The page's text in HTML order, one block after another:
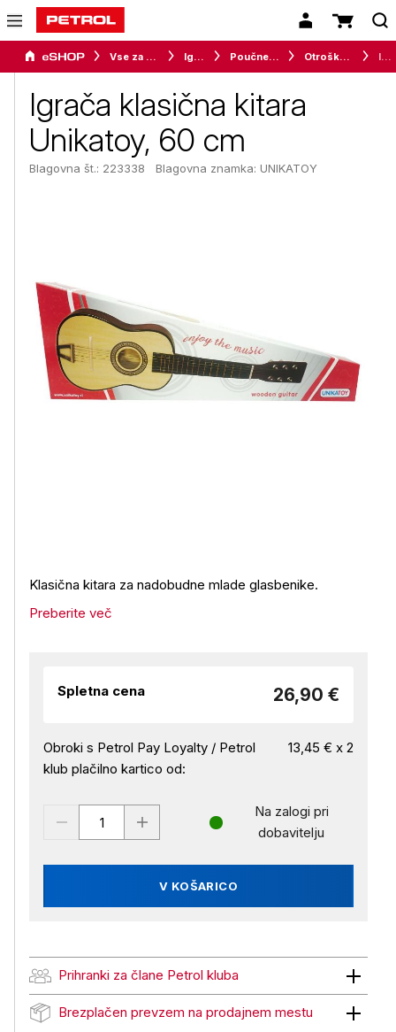
Vse za otroke Igrače Poučne in ustvarjalne igrače Otroška glasbila
Igrača klasična kitara
Unikatoy, 60 cm
Blagovna št.: 223338 Blagovna znamka: UNIKATOY
Klasična kitara za nadobudne mlade glasbenike.
Preberite več
Spletna cena 26,90 €
Obroki s Petrol Pay Loyalty / Petrol
klub plačilno kartico od:
13,45 € x 2
V KOŠARICO
Na zalogi pri
dobavitelju
Prihranki za člane Petrol kluba
Prihranki za člane Petrol kluba
Brezplačen prevzem na prodajnem mestu
Brezplačen prevzem na prodajnem mestu